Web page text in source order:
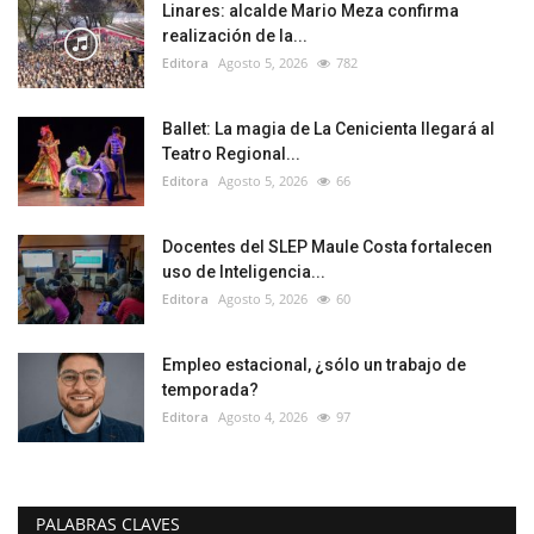
Linares: alcalde Mario Meza confirma
realización de la...
Editora Agosto 5, 2026 782
Ballet: La magia de La Cenicienta llegará al
Teatro Regional...
Editora Agosto 5, 2026 66
Docentes del SLEP Maule Costa fortalecen
uso de Inteligencia...
Editora Agosto 5, 2026 60
Empleo estacional, ¿sólo un trabajo de
temporada?
Editora Agosto 4, 2026 97
PALABRAS CLAVES